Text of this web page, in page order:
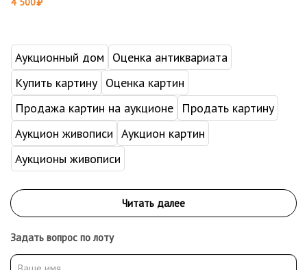
Аукционный дом
Оценка антиквариата
Купить картину Оценка картин
Продажа картин на аукционе
Продать картину
Аукцион живописи Аукцион картин
Аукционы живописи
Задать вопрос по лоту